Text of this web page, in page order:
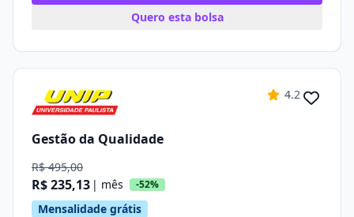
Quero esta bolsa
4.2
Gestão da Qualidade
R$ 495,00
R$ 235,13 | mês -52%
Mensalidade grátis